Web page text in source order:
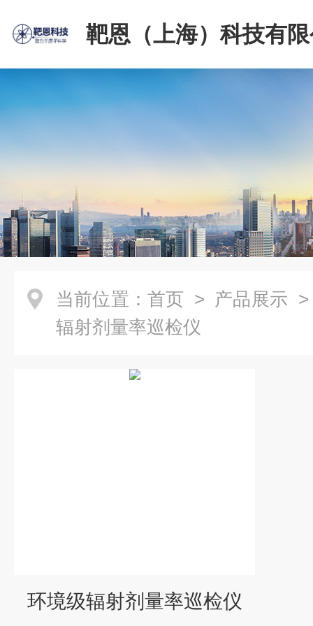
靶恩（上海）科技有
当前位置： 首页 > 产品展示
辐射剂量率巡检仪
环境级辐射剂量率巡检仪